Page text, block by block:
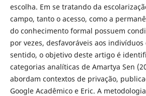
escolha. Em se tratando da
campo, tanto o acesso, como a
do conhecimento formal possuem
por vezes, desfavoráveis aos indivíduos
sentido, o objetivo deste artigo é
categorias analíticas de Amartya Sen
abordam contextos de privação,
Google Acadêmico e Eric. A